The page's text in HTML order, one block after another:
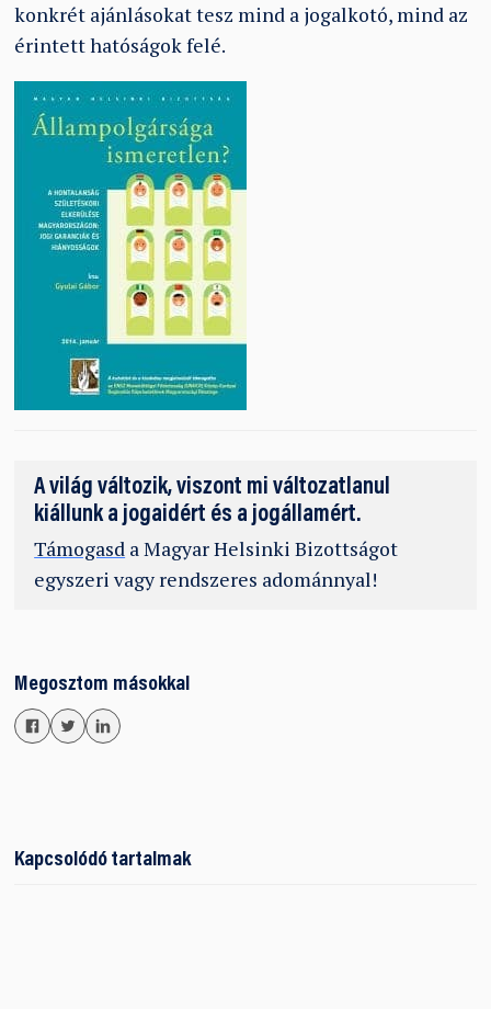
konkrét ajánlásokat tesz mind a jogalkotó, mind az
érintett hatóságok felé.
A világ változik, viszont mi változatlanul
kiállunk a jogaidért és a jogállamért.
Támogasd a Magyar Helsinki Bizottságot
egyszeri vagy rendszeres adománnyal!
Megosztom másokkal
Kapcsolódó tartalmak